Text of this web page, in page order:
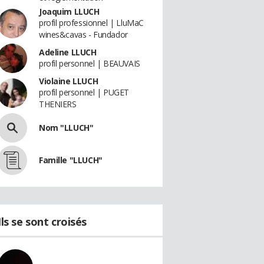
Joaquim LLUCH
profil professionnel | LluMaC
wines&cavas - Fundador
Adeline LLUCH
profil personnel | BEAUVAIS
Violaine LLUCH
profil personnel | PUGET
THENIERS
Nom "LLUCH"
Famille "LLUCH"
se sont croisés